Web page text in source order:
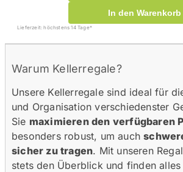
In den Warenkorb
Lieferzeit: höchstens 14 Tage*
Warum Kellerregale?
Unsere Kellerregale sind ideal für
und Organisation verschiedenster
Sie maximieren den verfügbaren
besonders robust, um auch
sicher zu tragen. Mit unseren
stets den Überblick und finden alles